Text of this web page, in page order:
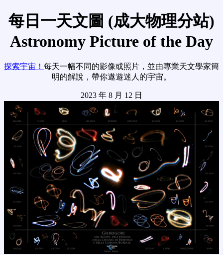
每日一天文圖 (成大物理分站)
Astronomy Picture of the Day
探索宇宙！ 每天一幅不同的影像或照片，並由專業天文學家簡
明的解說，帶你遨遊迷人的宇宙。
2023 年 8 月 12 日